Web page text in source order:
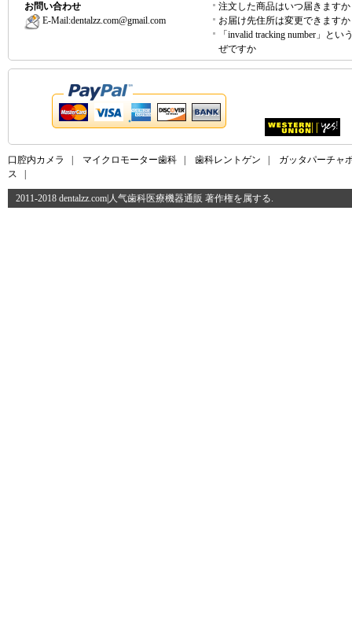
お問い合わせ
E-Mail:dentalzz.com@gmail.com
注文した商品はいつ届きますか
お届け先住所は変更できますか
「invalid tracking number」とい
ぜですか
口腔内カメラ マイクロモーター歯科 歯科レントゲン
ガッタパーチャ
ス
2011-2018 dentalzz.com|人气歯科医療機器通販 著作権を属する.